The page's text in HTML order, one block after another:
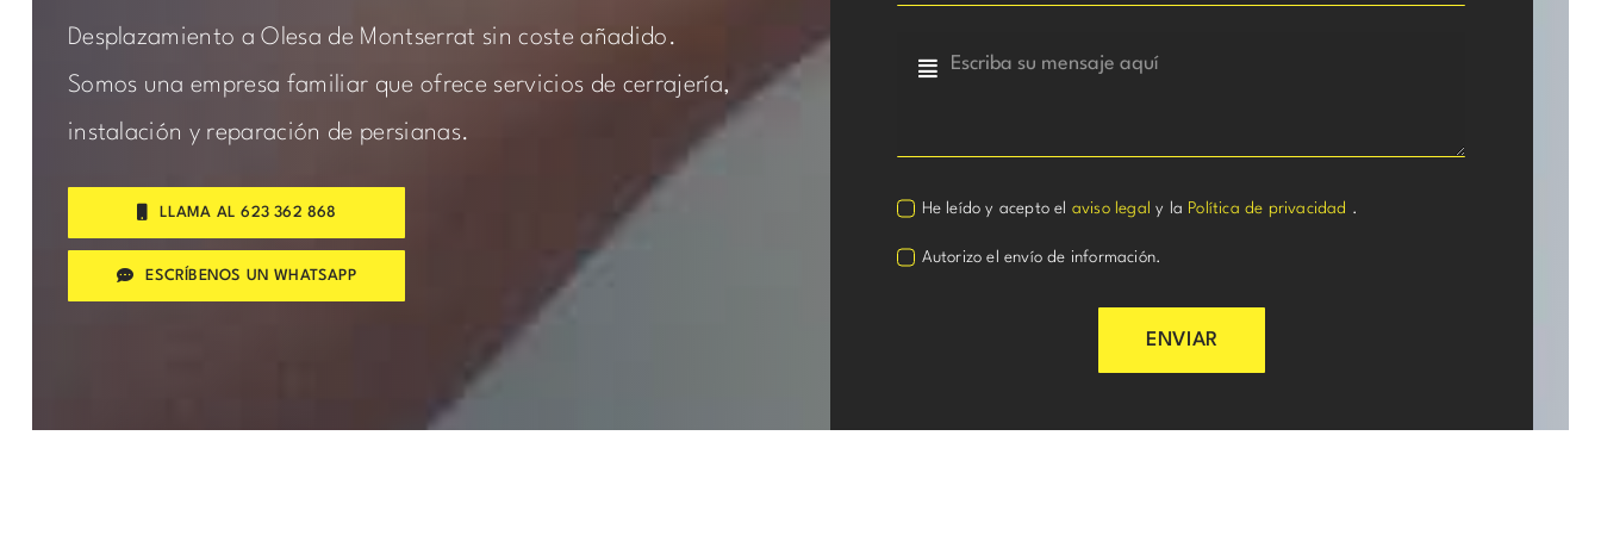
Desplazamiento a Olesa de Montserrat sin coste añadido.
Somos una empresa familiar que ofrece servicios de cerrajería,
instalación y reparación de persianas.
LLAMA AL 623 362 868
ESCRÍBENOS UN WHATSAPP
He leído y acepto el aviso legal y la Política de privacidad .
Autorizo el envío de información.
ENVIAR